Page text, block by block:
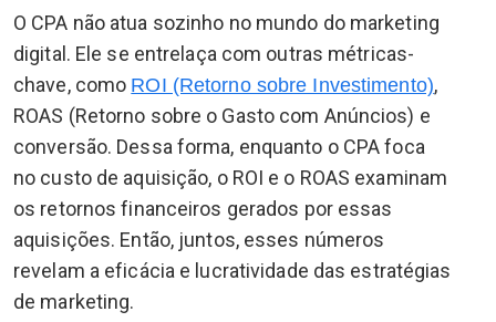
O CPA não atua sozinho no mundo do marketing
digital. Ele se entrelaça com outras métricas-
chave, como ROI (Retorno sobre Investimento),
ROAS (Retorno sobre o Gasto com Anúncios) e
conversão. Dessa forma, enquanto o CPA foca
no custo de aquisição, o ROI e o ROAS examinam
os retornos financeiros gerados por essas
aquisições. Então, juntos, esses números
revelam a eficácia e lucratividade das estratégias
de marketing.